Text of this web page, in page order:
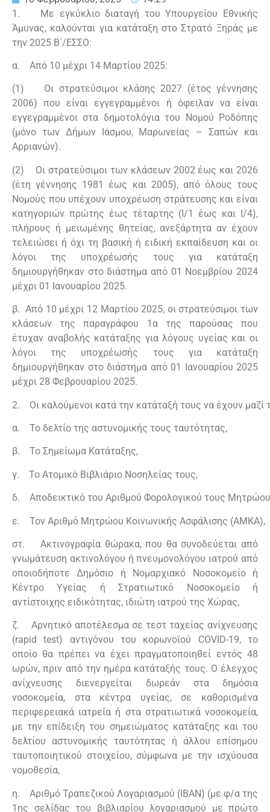
Αποδοχές – Αποζημιώσεις – Οδοιπορικά
Έξοδα
Παροχές – Συντάξεις
Ανακοινώσεις
Βρεφονηπιακοί Σταθμοί
Στέγαση-Παραθερισμός-Σίτιση
ΣΟΑ – ΣΟΜΥ – ΣΟΕΠΟΠ
Ψηφιακή Νομική Βιβλιοθήκη
Στολές Οπλιτών (ΕΠΟΠ-ΟΒΑ-ΟΠΥ)
Στρατιωτικά Μετάλλια
Διαμνημονεύσεις
Ηθικές Αμοιβές που Απονέμονται με Διαταγή
Ηθικές Αμοιβές Ξένων Κρατών και Διεθνών
Οργανισμών
Ιστορικά Στοιχεία
Υποδείγματα του τρόπου που φέρονται τα
παράσημα – μετάλλια – διαμνημονεύσεις
Σχολής Διαβιβάσεων
Οχυρού Νυμφαίας
Λαχανά
Οχυρού Ιστίμπεη
Βαλκανικών Πολέμων «Κιλκίς»
Διδυμοτείχου
Καλπακίου
Γιαννιτσών
Οχυρού «Εμίν Αγά»
Κομοτηνής
Κτηνιατρικής Υπηρεσίας Στρατού
Σαρανταπόρου
Γεωγραφικής Υπηρεσίας Στρατού
Κέντρου Εκπαιδεύσεως Τεθωρακισμένων
Χρωμοναστηρίου
Στρατιωτικό Μουσείο Βαλκανικών Πολέμων
(ΤΟΨΙΝ)
ΑΣΔΥΣ
Χρήσιμα Τηλέφωνα
Υποβολή προτάσεων
Επικοινωνία με εταιρείες Αμυντικής
Βιομηχανίας
Υποβολή προσφορών από εμπορικούς
παρόχους
Υπεύθυνος Προστασίας Δεδομένων (DPO)
1. Με εγκύκλιο διαταγή του Υπουργείου Εθνικής
Άμυνας, καλούνται για κατάταξη στο Στρατό Ξηράς με
την 2025 Β΄/ΕΣΣΟ:
α. Από 10 μέχρι 14 Μαρτίου 2025:
(1) Οι στρατεύσιμοι κλάσης 2027 (έτος γέννησης
2006) που είναι εγγεγραμμένοι ή όφειλαν να είναι
εγγεγραμμένοι στα δημοτολόγια του Νομού Ροδόπης
(μόνο των Δήμων Ιάσμου, Μαρωνείας – Σαπών και
Αρριανών).
(2) Οι στρατεύσιμοι των κλάσεων 2002 έως και 2026
(έτη γέννησης 1981 έως και 2005), από όλους τους
Νομούς που υπέχουν υποχρέωση στράτευσης και είναι
κατηγοριών πρώτης έως τέταρτης (Ι/1 έως και Ι/4),
πλήρους ή μειωμένης θητείας, ανεξάρτητα αν έχουν
τελειώσει ή όχι τη βασική ή ειδική εκπαίδευση και οι
λόγοι της υποχρέωσής τους για κατάταξη
δημιουργήθηκαν στο διάστημα από 01 Νοεμβρίου 2024
μέχρι 01 Ιανουαρίου 2025.
β. Από 10 μέχρι 12 Μαρτίου 2025, οι στρατεύσιμοι των
κλάσεων της παραγράφου 1α της παρούσας που
έτυχαν αναβολής κατάταξης για λόγους υγείας και οι
λόγοι της υποχρέωσής τους για κατάταξη
δημιουργήθηκαν στο διάστημα από 01 Ιανουαρίου 2025
μέχρι 28 Φεβρουαρίου 2025.
2. Οι καλούμενοι κατά την κατάταξή τους να έχουν
α. Το δελτίο της αστυνομικής τους ταυτότητας,
β. Το Σημείωμα Κατάταξης,
γ. Το Ατομικό Βιβλιάριο Νοσηλείας τους,
δ. Αποδεικτικό του Αριθμού Φορολογικού τους
ε. Τον Αριθμό Μητρώου Κοινωνικής Ασφάλισης (ΑΜΚΑ),
στ. Ακτινογραφία θώρακα, που θα συνοδεύεται από
γνωμάτευση ακτινολόγου ή πνευμονολόγου ιατρού από
οποιοδήποτε Δημόσιο ή Νομαρχιακό Νοσοκομείο ή
Κέντρο Υγείας ή Στρατιωτικό Νοσοκομείο ή
αντίστοιχης ειδικότητας, ιδιώτη ιατρού της Χώρας,
ζ. Αρνητικό αποτέλεσμα σε τεστ ταχείας ανίχνευσης
(rapid test) αντιγόνου του κορωνοϊού COVID-19, το
οποίο θα πρέπει να έχει πραγματοποιηθεί εντός 48
ωρών, πριν από την ημέρα κατάταξής τους. Ο έλεγχος
ανίχνευσης διενεργείται δωρεάν στα δημόσια
νοσοκομεία, στα κέντρα υγείας, σε καθορισμένα
περιφερειακά ιατρεία ή στα στρατιωτικά νοσοκομεία,
με την επίδειξη του σημειώματος κατάταξης και του
δελτίου αστυνομικής ταυτότητας ή άλλου επίσημου
ταυτοποιητικού στοιχείου, σύμφωνα με την ισχύουσα
νομοθεσία,
η. Αριθμό Τραπεζικού Λογαριασμού (ΙΒΑΝ) (με φ/α της
1ης σελίδας του βιβλιαρίου λογαριασμού με πρώτο